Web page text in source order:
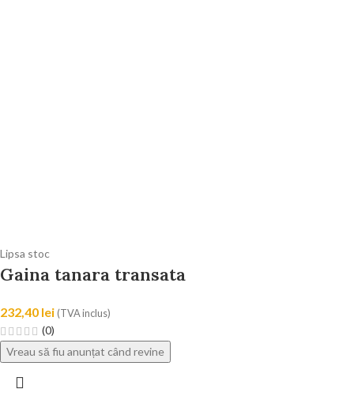
Lipsa stoc
Gaina tanara transata
232,40 lei (TVA inclus)
(0)